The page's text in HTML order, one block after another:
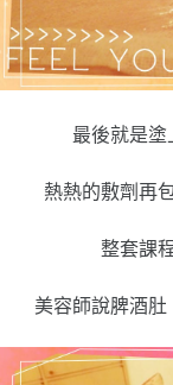
最後就是塗
熱熱的敷劑再
整套課
美容師說脾酒肚